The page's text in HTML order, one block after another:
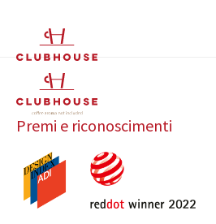
EN
Premi e riconoscimenti